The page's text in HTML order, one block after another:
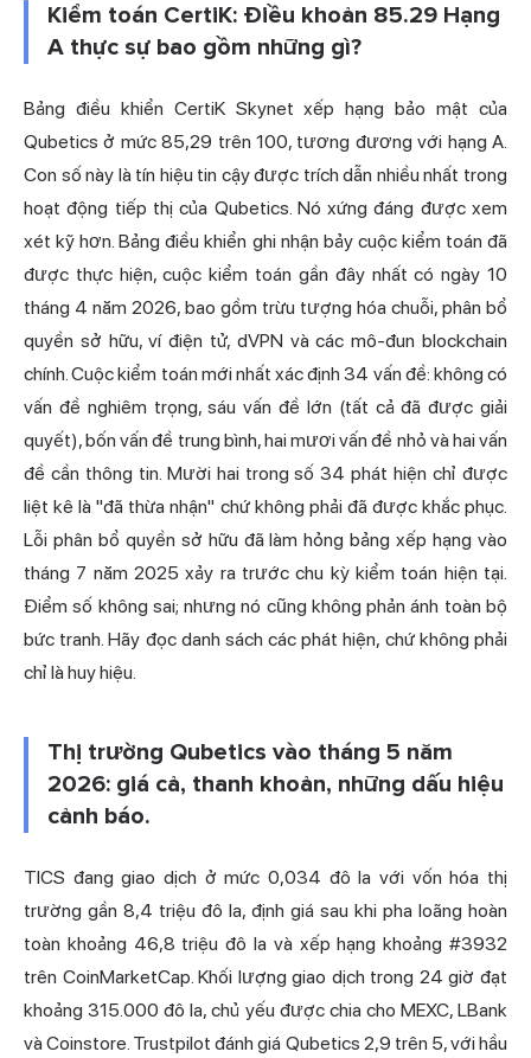
Kiểm toán CertiK: Điều khoản 85.29 Hạng
A thực sự bao gồm những gì?
Bảng điều khiển CertiK Skynet xếp hạng bảo mật của
Qubetics ở mức 85,29 trên 100, tương đương với hạng A.
Con số này là tín hiệu tin cậy được trích dẫn nhiều nhất trong
hoạt động tiếp thị của Qubetics. Nó xứng đáng được xem
xét kỹ hơn. Bảng điều khiển ghi nhận bảy cuộc kiểm toán đã
được thực hiện, cuộc kiểm toán gần đây nhất có ngày 10
tháng 4 năm 2026, bao gồm trừu tượng hóa chuỗi, phân bổ
quyền sở hữu, ví điện tử, dVPN và các mô-đun blockchain
chính. Cuộc kiểm toán mới nhất xác định 34 vấn đề: không có
vấn đề nghiêm trọng, sáu vấn đề lớn (tất cả đã được giải
quyết), bốn vấn đề trung bình, hai mươi vấn đề nhỏ và hai vấn
đề cần thông tin. Mười hai trong số 34 phát hiện chỉ được
liệt kê là "đã thừa nhận" chứ không phải đã được khắc phục.
Lỗi phân bổ quyền sở hữu đã làm hỏng bảng xếp hạng vào
tháng 7 năm 2025 xảy ra trước chu kỳ kiểm toán hiện tại.
Điểm số không sai; nhưng nó cũng không phản ánh toàn bộ
bức tranh. Hãy đọc danh sách các phát hiện, chứ không phải
chỉ là huy hiệu.
Thị trường Qubetics vào tháng 5 năm
2026: giá cả, thanh khoản, những dấu hiệu
cảnh báo.
TICS đang giao dịch ở mức 0,034 đô la với vốn hóa thị
trường gần 8,4 triệu đô la, định giá sau khi pha loãng hoàn
toàn khoảng 46,8 triệu đô la và xếp hạng khoảng #3932
trên CoinMarketCap. Khối lượng giao dịch trong 24 giờ đạt
khoảng 315.000 đô la, chủ yếu được chia cho MEXC, LBank
và Coinstore. Trustpilot đánh giá Qubetics 2,9 trên 5, với hầu